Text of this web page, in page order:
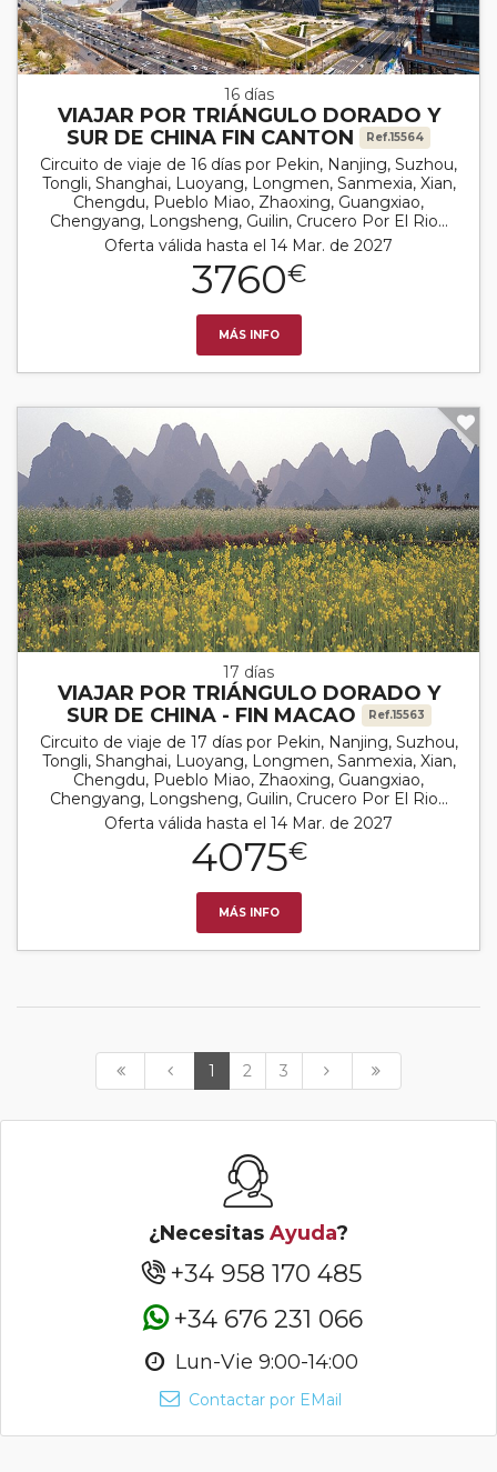
16 días
VIAJAR POR TRIÁNGULO DORADO Y
SUR DE CHINA FIN CANTON
Ref.15564
Circuito de viaje de 16 días por Pekin, Nanjing, Suzhou,
Tongli, Shanghai, Luoyang, Longmen, Sanmexia, Xian,
Chengdu, Pueblo Miao, Zhaoxing, Guangxiao,
Chengyang, Longsheng, Guilin, Crucero Por El Rio...
Oferta válida hasta el 14 Mar. de 2027
3760€
MÁS INFO
17 días
VIAJAR POR TRIÁNGULO DORADO Y
SUR DE CHINA - FIN MACAO
Ref.15563
Circuito de viaje de 17 días por Pekin, Nanjing, Suzhou,
Tongli, Shanghai, Luoyang, Longmen, Sanmexia, Xian,
Chengdu, Pueblo Miao, Zhaoxing, Guangxiao,
Chengyang, Longsheng, Guilin, Crucero Por El Rio...
Oferta válida hasta el 14 Mar. de 2027
4075€
MÁS INFO
1 2 3
¿Necesitas Ayuda?
+34 958 170 485
+34 676 231 066
Lun-Vie 9:00-14:00
Contactar por EMail